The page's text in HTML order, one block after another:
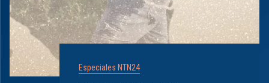
Especiales NTN24